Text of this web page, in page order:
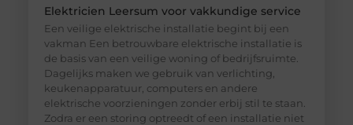
Elektricien Leersum voor vakkundige service
Een veilige elektrische installatie begint bij een
vakman Een betrouwbare elektrische installatie is
de basis van een veilige woning of bedrijfsruimte.
Dagelijks maken we gebruik van verlichting,
keukenapparatuur, computers en andere
elektrische voorzieningen zonder erbij stil te staan.
Zodra er een storing optreedt of een installatie niet